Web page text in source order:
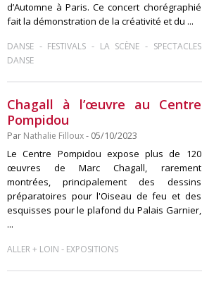
d’Automne à Paris. Ce concert chorégraphié
fait la démonstration de la créativité et du ...
DANSE - FESTIVALS - LA SCÈNE - SPECTACLES
DANSE
Chagall à l’œuvre au Centre
Pompidou
Par Nathalie Filloux- 05/10/2023
Le Centre Pompidou expose plus de 120
œuvres de Marc Chagall, rarement
montrées, principalement des dessins
préparatoires pour l'Oiseau de feu et des
esquisses pour le plafond du Palais Garnier,
...
ALLER + LOIN - EXPOSITIONS